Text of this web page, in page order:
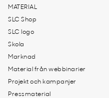
MATERIAL
SLC Shop
SLC logo
Skola
Marknad
Material från webbinarier
Projekt och kampanjer
Pressmaterial